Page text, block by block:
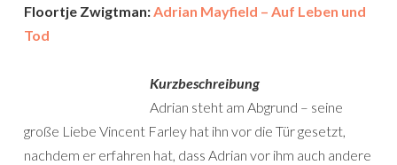
Floortje Zwigtman:Adrian Mayfield – Auf Leben und
Tod
Kurzbeschreibung
Adrian steht am Abgrund – seine
große Liebe Vincent Farley hat ihn vor die Tür gesetzt,
nachdem er erfahren hat, dass Adrian vor ihm auch andere